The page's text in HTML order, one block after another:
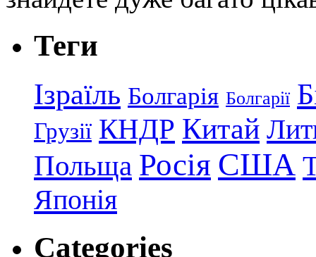
Теги
Ізраїль Болгарія Болгарії
Грузії КНДР Китай
Польща Росія США
Японія
Categories